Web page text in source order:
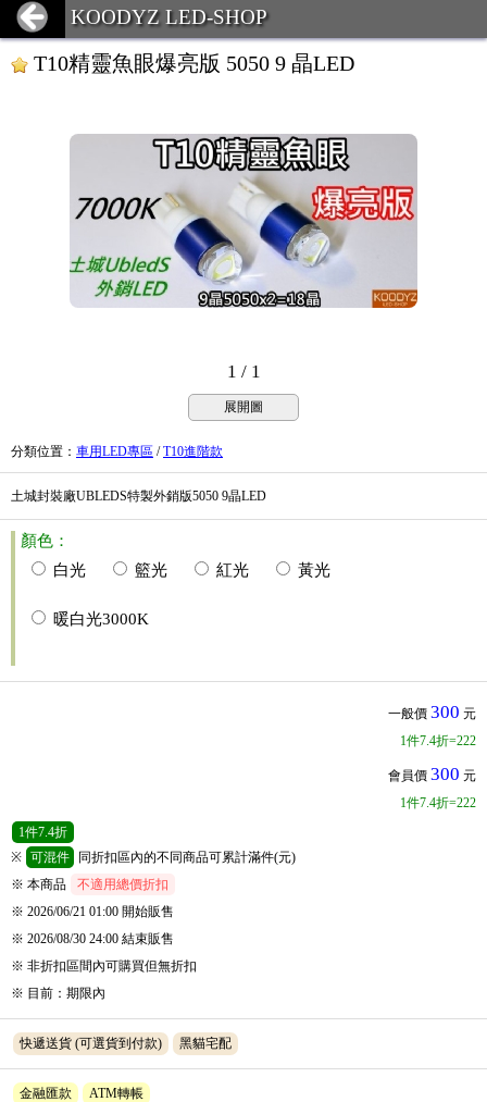
KOODYZ LED-SHOP
T10精靈魚眼爆亮版 5050 9 晶LED
1 / 1
展開圖
分類位置 ： 車用LED專區 /T10進階款
土城封裝廠UBLEDS特製外銷版5050 9晶LED
顏色：
白光
籃光 紅光 黃光
暖白光3000K
一般價 300 元
1件7.4折=222
會員價 300 元
1件7.4折=222
1件7.4折
※ 可混件
同折扣區內的不同商品可累計滿件(元)
※ 本商品
不適用總價折扣
※ 2026/06/21 01:00 開始販售
※ 2026/08/30 24:00 結束販售
※ 非折扣區間內可購買但無折扣
※ 目前 ： 期限內
快遞送貨 (可選貨到付款) 黑貓宅配
金融匯款 ATM轉帳